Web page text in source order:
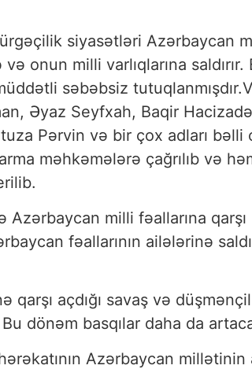
siyasətləri Azərbaycan
onun milli varlıqlarına
səbəbsiz
Əyaz Seyfxah, Baqir
Pərvin və bir çox adları bəlli
məhkəmələrə çağrılıb və
milli fəallarına qarşı
fəallarının ailələrinə
qarşı açdığı savaş və
dönəm basqılar daha da
Azərbaycan millətinin